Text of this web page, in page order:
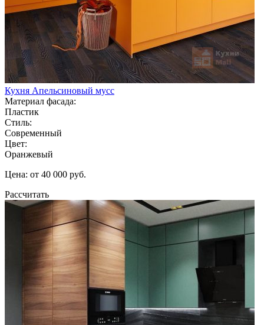
Кухня Апельсиновый мусс
Материал фасада:
Пластик
Стиль:
Современный
Цвет:
Оранжевый
Цена: от 40 000 руб.
Рассчитать